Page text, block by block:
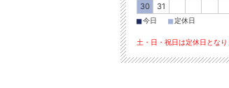
30
31
■今日 ■定休日
土・日・祝日は定休日となり